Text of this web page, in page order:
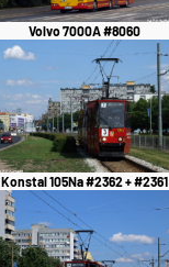
Volvo 7000A #8060
Konstal 105Na #2362 + #2361